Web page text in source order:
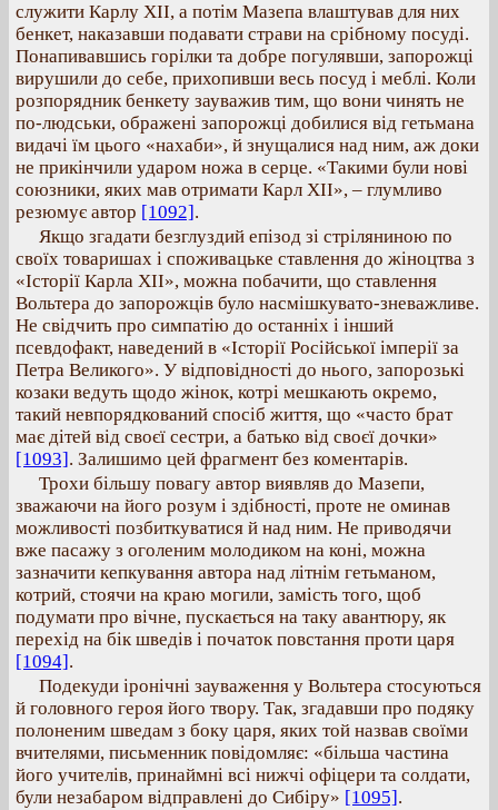
служити Карлу ХІІ, а потім Мазепа влаштував для них
бенкет, наказавши подавати страви на срібному посуді.
Понапивавшись горілки та добре погулявши, запорожці
вирушили до себе, прихопивши весь посуд і меблі. Коли
розпорядник бенкету зауважив тим, що вони чинять не
по-людськи, ображені запорожці добилися від гетьмана
видачі їм цього «нахаби», й знущалися над ним, аж доки
не прикінчили ударом ножа в серце. «Такими були нові
союзники, яких мав отримати Карл ХІІ», – глумливо
резюмує автор [1092].
Якщо згадати безглуздий епізод зі стріляниною по
своїх товаришах і споживацьке ставлення до жіноцтва з
«Історії Карла ХІІ», можна побачити, що ставлення
Вольтера до запорожців було насмішкувато-зневажливе.
Не свідчить про симпатію до останніх і інший
псевдофакт, наведений в «Історії Російської імперії за
Петра Великого». У відповідності до нього, запорозькі
козаки ведуть щодо жінок, котрі мешкають окремо,
такий невпорядкований спосіб життя, що «часто брат
має дітей від своєї сестри, а батько від своєї дочки»
[1093]. Залишимо цей фрагмент без коментарів.
Трохи більшу повагу автор виявляв до Мазепи,
зважаючи на його розум і здібності, проте не оминав
можливості позбиткуватися й над ним. Не приводячи
вже пасажу з оголеним молодиком на коні, можна
зазначити кепкування автора над літнім гетьманом,
котрий, стоячи на краю могили, замість того, щоб
подумати про вічне, пускається на таку авантюру, як
перехід на бік шведів і початок повстання проти царя
[1094].
Подекуди іронічні зауваження у Вольтера стосуються
й головного героя його твору. Так, згадавши про подяку
полоненим шведам з боку царя, яких той назвав своїми
вчителями, письменник повідомляє: «більша частина
його учителів, принаймні всі нижчі офіцери та солдати,
були незабаром відправлені до Сибіру» [1095].